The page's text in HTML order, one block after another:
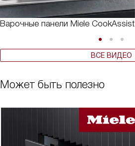
Варочные панели Miele CookAssist
ВСЕ ВИДЕО
Может быть полезно